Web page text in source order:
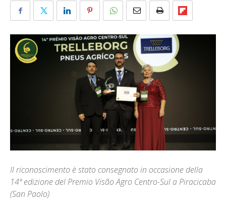
Il riconoscimento è stato consegnato in occasione della
14ª edizione del Premio Visão Agro Centro-Sul a Piracicaba
(San Paolo)